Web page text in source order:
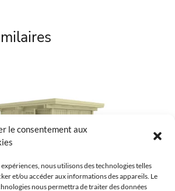
le consentement aux
nous utilisons des technologies telles
et/ou accéder aux informations des appareils. Le
nous permettra de traiter des données
Brun
Résidentiel
15 ans